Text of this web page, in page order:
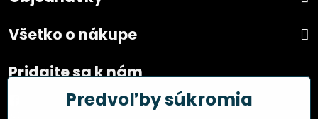
Všetko o nákupe
Pridajte sa k nám
FacebookPredvoľby súkromia